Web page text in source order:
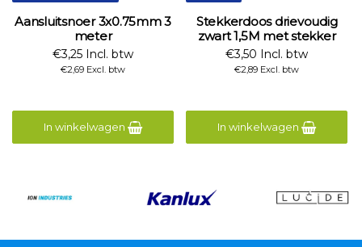
Aansluitsnoer 3x0.75mm 3
meter
€3,25 Incl. btw
€2,69 Excl. btw
In winkelwagen
Stekkerdoos drievoudig
zwart 1,5M met stekker
€3,50 Incl. btw
€2,89 Excl. btw
In winkelwagen